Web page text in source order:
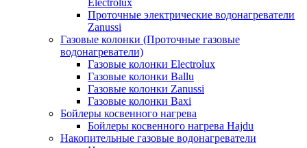
Проточные электрические водонагреватели
Zanussi
Газовые колонки (Проточные газовые
водонагреватели)
Газовые колонки Electrolux
Газовые колонки Ballu
Газовые колонки Zanussi
Газовые колонки Baxi
Бойлеры косвенного нагрева
Бойлеры косвенного нагрева Hajdu
Накопительные газовые водонагреватели